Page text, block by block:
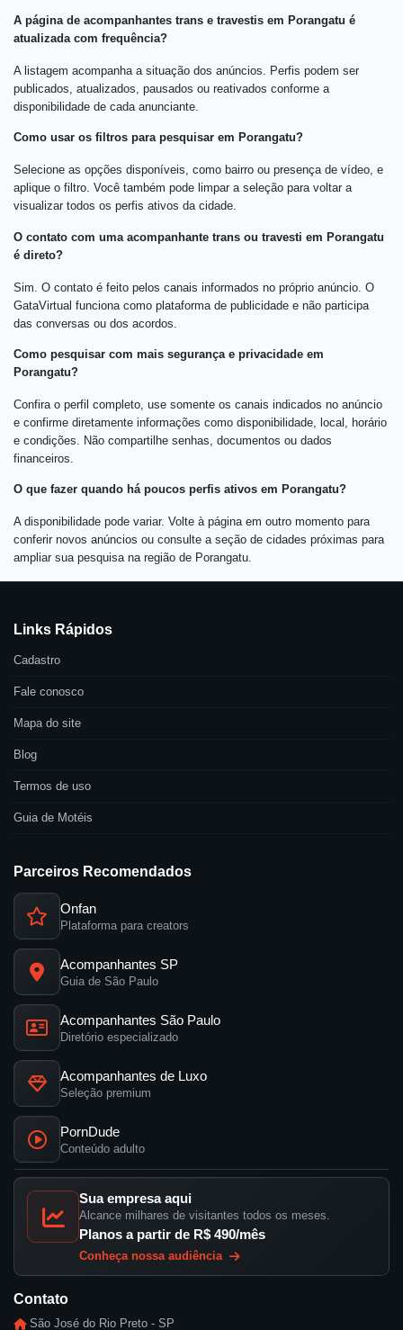
A página de acompanhantes trans e travestis em Porangatu é
atualizada com frequência?
A listagem acompanha a situação dos anúncios. Perfis podem ser
publicados, atualizados, pausados ou reativados conforme a
disponibilidade de cada anunciante.
Como usar os filtros para pesquisar em Porangatu?
Selecione as opções disponíveis, como bairro ou presença de vídeo, e
aplique o filtro. Você também pode limpar a seleção para voltar a
visualizar todos os perfis ativos da cidade.
O contato com uma acompanhante trans ou travesti em Porangatu
é direto?
Sim. O contato é feito pelos canais informados no próprio anúncio. O
GataVirtual funciona como plataforma de publicidade e não participa
das conversas ou dos acordos.
Como pesquisar com mais segurança e privacidade em
Porangatu?
Confira o perfil completo, use somente os canais indicados no anúncio
e confirme diretamente informações como disponibilidade, local, horário
e condições. Não compartilhe senhas, documentos ou dados
financeiros.
O que fazer quando há poucos perfis ativos em Porangatu?
A disponibilidade pode variar. Volte à página em outro momento para
conferir novos anúncios ou consulte a seção de cidades próximas para
ampliar sua pesquisa na região de Porangatu.
Links Rápidos
Cadastro
Fale conosco
Mapa do site
Blog
Termos de uso
Guia de Motéis
Parceiros Recomendados
Onfan
Plataforma para creators
Acompanhantes SP
Guia de São Paulo
Acompanhantes São Paulo
Diretório especializado
Acompanhantes de Luxo
Seleção premium
PornDude
Conteúdo adulto
Sua empresa aqui
Alcance milhares de visitantes todos os meses.
Planos a partir de R$ 490/mês
Conheça nossa audiência
Contato
São José do Rio Preto - SP